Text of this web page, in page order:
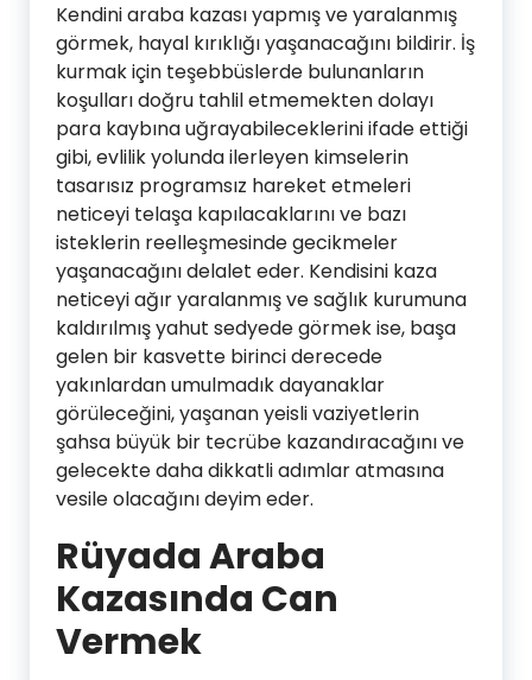
Kendini araba kazası yapmış ve yaralanmış
görmek, hayal kırıklığı yaşanacağını bildirir. İş
kurmak için teşebbüslerde bulunanların
koşulları doğru tahlil etmemekten dolayı
para kaybına uğrayabileceklerini ifade ettiği
gibi, evlilik yolunda ilerleyen kimselerin
tasarısız programsız hareket etmeleri
neticeyi telaşa kapılacaklarını ve bazı
isteklerin reelleşmesinde gecikmeler
yaşanacağını delalet eder. Kendisini kaza
neticeyi ağır yaralanmış ve sağlık kurumuna
kaldırılmış yahut sedyede görmek ise, başa
gelen bir kasvette birinci derecede
yakınlardan umulmadık dayanaklar
görüleceğini, yaşanan yeisli vaziyetlerin
şahsa büyük bir tecrübe kazandıracağını ve
gelecekte daha dikkatli adımlar atmasına
vesile olacağını deyim eder.
Rüyada Araba
Kazasında Can
Vermek